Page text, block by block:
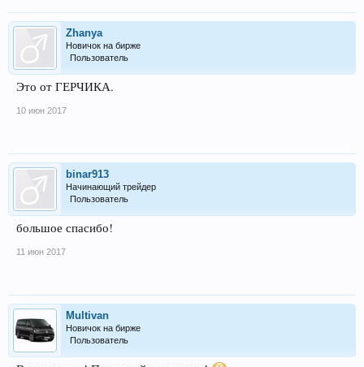
Zhanya
Новичок на бирже
Пользователь
Это от ГЕРЧИКА.
10 июн 2017
binar913
Начинающий трейдер
Пользователь
большое спасибо!
11 июн 2017
Multivan
Новичок на бирже
Пользователь